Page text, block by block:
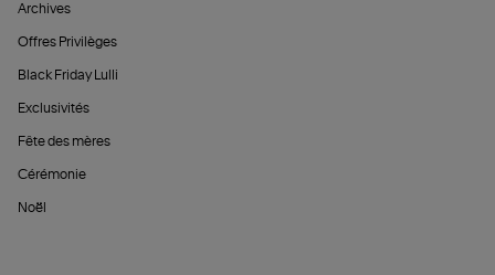
Archives
Offres Privilèges
Black Friday Lulli
Exclusivités
Fête des mères
Cérémonie
Noël